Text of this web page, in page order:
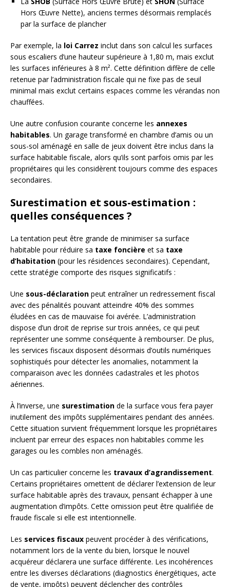
Hors Œuvre Nette), anciens termes désormais remplacés
par la surface de plancher
Par exemple, la loi Carrez inclut dans son calcul les surfaces
sous escaliers d’une hauteur supérieure à 1,80 m, mais exclut
les surfaces inférieures à 8 m². Cette définition diffère de celle
retenue par l’administration fiscale qui ne fixe pas de seuil
minimal mais exclut certains espaces comme les vérandas non
chauffées.
Une autre confusion courante concerne les annexes
habitables. Un garage transformé en chambre d’amis ou un
sous-sol aménagé en salle de jeux doivent être inclus dans la
surface habitable fiscale, alors qu’ils sont parfois omis par les
propriétaires qui les considèrent toujours comme des espaces
secondaires.
Surestimation et sous-estimation :
quelles conséquences ?
La tentation peut être grande de minimiser sa surface
habitable pour réduire sa taxe foncière et sa taxe
d’habitation (pour les résidences secondaires). Cependant,
cette stratégie comporte des risques significatifs :
Une sous-déclaration peut entraîner un redressement fiscal
avec des pénalités pouvant atteindre 40% des sommes
éludées en cas de mauvaise foi avérée. L’administration
dispose d’un droit de reprise sur trois années, ce qui peut
représenter une somme conséquente à rembourser. De plus,
les services fiscaux disposent désormais d’outils numériques
sophistiqués pour détecter les anomalies, notamment la
comparaison avec les données cadastrales et les photos
aériennes.
À l’inverse, une surestimation de la surface vous fera payer
inutilement des impôts supplémentaires pendant des années.
Cette situation survient fréquemment lorsque les propriétaires
incluent par erreur des espaces non habitables comme les
garages ou les combles non aménagés.
Un cas particulier concerne les travaux d’agrandissement.
Certains propriétaires omettent de déclarer l’extension de leur
surface habitable après des travaux, pensant échapper à une
augmentation d’impôts. Cette omission peut être qualifiée de
fraude fiscale si elle est intentionnelle.
Les services fiscaux peuvent procéder à des vérifications,
notamment lors de la vente du bien, lorsque le nouvel
acquéreur déclarera une surface différente. Les incohérences
entre les diverses déclarations (diagnostics énergétiques, acte
de vente, impôts) peuvent déclencher des contrôles